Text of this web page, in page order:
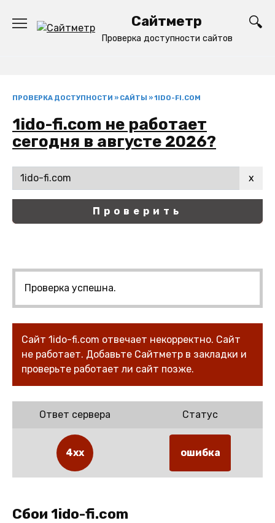
содержанию
Сайтметр
Проверка доступности сайтов
ПРОВЕРКА ДОСТУПНОСТИ » САЙТЫ »1IDO-FI.COM
1ido-fi.com не работает
сегодня в августе 2026?
x
Проверить
Проверка успешна.
Сайт 1ido-fi.com отвечает некорректно. Сайт
не работает. Добавьте Сайтметр в закладки и
проверьте работает ли сайт позже.
Ответ сервера
4xx
Статус
ошибка
Сбои 1ido-fi.com